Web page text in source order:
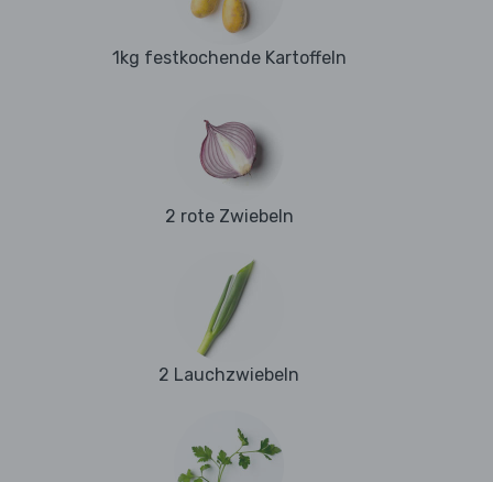
1kg festkochende Kartoffeln
2 rote Zwiebeln
2 Lauchzwiebeln